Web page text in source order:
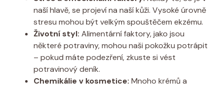
naší⁢ hlavě, se projeví na ‌naší kůži. ⁢Vysoké‍ úrovně
⁣stresu mohou být velkým spouštěčem ⁣ekzému.
Životní ⁢styl: Alimentární⁤ faktory, jako jsou
některé ⁤potraviny, ⁢mohou naši pokožku potrápit
– pokud máte podezření, zkuste si vést
potravinový deník.
Chemikálie v kosmetice: Mnoho krémů a